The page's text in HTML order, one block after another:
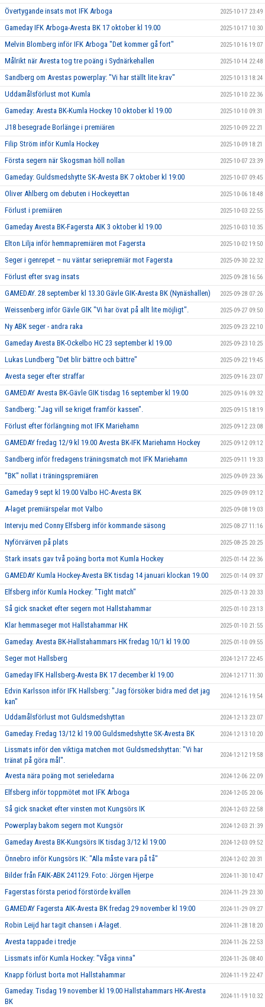
Övertygande insats mot IFK Arboga 2025-10-17 23:49
Gameday IFK Arboga-Avesta BK 17 oktober kl 19.00 2025-10-17 10:30
Melvin Blomberg inför IFK Arboga "Det kommer gå fort" 2025-10-16 19:07
Målrikt när Avesta tog tre poäng i Sydnärkehallen 2025-10-14 22:48
Sandberg om Avestas powerplay: "Vi har ställt lite krav" 2025-10-13 18:24
Uddamålsförlust mot Kumla 2025-10-10 22:36
Gameday: Avesta BK-Kumla Hockey 10 oktober kl 19.00 2025-10-10 09:31
J18 besegrade Borlänge i premiären 2025-10-09 22:21
Filip Ström inför Kumla Hockey 2025-10-09 18:21
Första segern när Skogsman höll nollan 2025-10-07 23:39
Gameday: Guldsmedshytte SK-Avesta BK 7 oktober kl 19:00 2025-10-07 09:45
Oliver Ahlberg om debuten i Hockeyettan 2025-10-06 18:48
Förlust i premiären 2025-10-03 22:55
Gameday Avesta BK-Fagersta AIK 3 oktober kl 19.00 2025-10-03 10:35
Elton Lilja inför hemmapremiären mot Fagersta 2025-10-02 19:50
Seger i genrepet – nu väntar seriepremiär mot Fagersta 2025-09-30 22:32
Förlust efter svag insats 2025-09-28 16:56
GAMEDAY. 28 september kl 13.30 Gävle GIK-Avesta BK (Nynäshallen) 2025-09-28 07:26
Weissenberg inför Gävle GIK "Vi har övat på allt lite möjligt". 2025-09-27 09:50
Ny ABK seger - andra raka 2025-09-23 22:10
Gameday Avesta BK-Ockelbo HC 23 september kl 19.00 2025-09-23 10:25
Lukas Lundberg "Det blir bättre och bättre" 2025-09-22 19:45
Avesta seger efter straffar 2025-09-16 23:07
GAMEDAY Avesta BK-Gävle GIK tisdag 16 september kl 19.00 2025-09-16 09:32
Sandberg: "Jag vill se kriget framför kassen". 2025-09-15 18:19
Förlust efter förlängning mot IFK Mariehamn 2025-09-12 23:08
GAMEDAY fredag 12/9 kl 19.00 Avesta BK-IFK Mariehamn Hockey 2025-09-12 09:12
Sandberg inför fredagens träningsmatch mot IFK Mariehamn 2025-09-11 19:33
"BK" nollat i träningspremiären 2025-09-09 23:36
Gameday 9 sept kl 19.00 Valbo HC-Avesta BK 2025-09-09 09:12
A-laget premiärspelar mot Valbo 2025-09-08 19:03
Intervju med Conny Elfsberg inför kommande säsong 2025-08-27 11:16
Nyförvärven på plats 2025-08-25 20:25
Stark insats gav två poäng borta mot Kumla Hockey 2025-01-14 22:36
GAMEDAY Kumla Hockey-Avesta BK tisdag 14 januari klockan 19.00 2025-01-14 09:37
Elfsberg inför Kumla Hockey: "Tight match" 2025-01-13 20:33
Så gick snacket efter segern mot Hallstahammar 2025-01-10 23:13
Klar hemmaseger mot Hallstahammar HK 2025-01-10 21:55
Gameday. Avesta BK-Hallstahammars HK fredag 10/1 kl 19.00 2025-01-10 09:55
Seger mot Hallsberg 2024-12-17 22:45
Gameday IFK Hallsberg-Avesta BK 17 december kl 19.00 2024-12-17 11:30
Edvin Karlsson inför IFK Hallsberg: "Jag försöker bidra med det jag
kan"
2024-12-16 19:54
Uddamålsförlust mot Guldsmedshyttan 2024-12-13 23:07
Gameday. Fredag 13/12 kl 19.00 Guldsmedshytte SK-Avesta BK 2024-12-13 10:20
Lissmats inför den viktiga matchen mot Guldsmedshyttan: "Vi har
tränat på göra mål".
2024-12-12 19:58
Avesta nära poäng mot serieledarna 2024-12-06 22:09
Elfsberg inför toppmötet mot IFK Arboga 2024-12-05 20:06
Så gick snacket efter vinsten mot Kungsörs IK 2024-12-03 22:58
Powerplay bakom segern mot Kungsör 2024-12-03 21:39
Gameday Avesta BK-Kungsörs IK tisdag 3/12 kl 19:00 2024-12-03 09:52
Önnebro inför Kungsörs IK: "Alla måste vara på tå" 2024-12-02 20:31
Bilder från FAIK-ABK 241129. Foto: Jörgen Hjerpe 2024-11-30 10:47
Fagerstas första period förstörde kvällen 2024-11-29 23:30
GAMEDAY Fagersta AIK-Avesta BK fredag 29 november kl 19:00 2024-11-29 09:27
Robin Leijd har tagit chansen i A-laget. 2024-11-28 18:20
Avesta tappade i tredje 2024-11-26 22:53
Lissmats inför Kumla Hockey: "Våga vinna" 2024-11-26 08:40
Knapp förlust borta mot Hallstahammar 2024-11-19 22:47
Gameday. Tisdag 19 november kl 19.00 Hallstahammars HK-Avesta
BK
2024-11-19 10:32